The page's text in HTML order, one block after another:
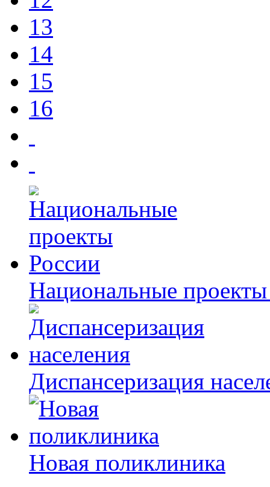
13
14
15
16
Национальные
Диспансеризация
Новая поликлиника